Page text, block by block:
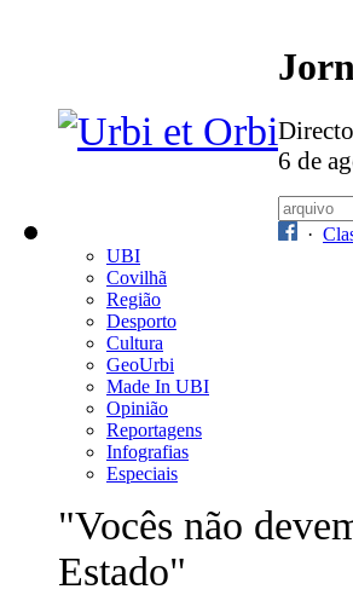
6 de
·
UBI
Covilhã
Região
Desporto
Cultura
GeoUrbi
Made In UBI
Opinião
Reportagens
Infografias
Especiais
"Vocês não
Estado"